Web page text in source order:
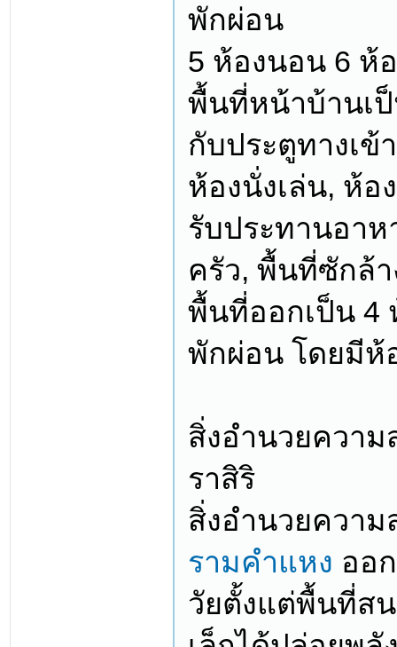
พักผ่อน
5 ห้องนอน 6 ห้
พื้นที่หน้าบ้านเ
กับประตูทางเข้
ห้องนั่งเล่น, ห้
รับประทานอาห
ครัว, พื้นที่ซักล้
พื้นที่ออกเป็น 4
พักผ่อน โดยมีห้
สิ่งอำนวยควา
ราสิริ
สิ่งอำนวยความ
รามคำแหง ออ
วัยตั้งแต่พื้นที่สน